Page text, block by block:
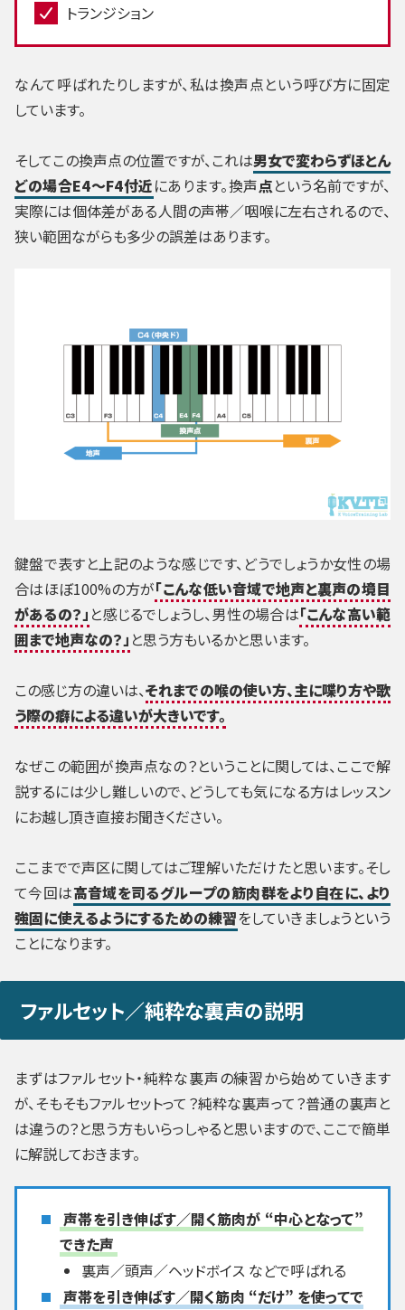
トランジション
なんて呼ばれたりしますが、私は換声点という呼び方に固定
しています。
そしてこの換声点の位置ですが、これは男女で変わらずほとん
どの場合E4～F4付近にあります。換声点という名前ですが、
実際には個体差がある人間の声帯／咽喉に左右されるので、
狭い範囲ながらも多少の誤差はあります。
鍵盤で表すと上記のような感じです、どうでしょうか女性の場
合はほぼ100%の方が「こんな低い音域で地声と裏声の境目
があるの？」 と感じるでしょうし、男性の場合は「こんな高い範
囲まで地声なの？」 と思う方もいるかと思います。
この感じ方の違いは、それまでの喉の使い方、主に喋り方や歌
う際の癖による違いが大きいです。
なぜこの範囲が換声点なの？ということに関しては、ここで解
説するには少し難しいので、どうしても気になる方はレッスン
にお越し頂き直接お聞きください。
ここまでで声区に関してはご理解いただけたと思います。そし
て今回は高音域を司るグループの筋肉群をより自在に、より
強固に使えるようにするための練習をしていきましょうという
ことになります。
ファルセット／純粋な裏声の説明
まずはファルセット・純粋な裏声の練習から始めていきます
が、そもそもファルセットって？純粋な裏声って？普通の裏声と
は違うの？と思う方もいらっしゃると思いますので、ここで簡単
に解説しておきます。
声帯を引き伸ばす／開く筋肉が “中心となって”
できた声
裏声／頭声／ヘッドボイス などで呼ばれる
声帯を引き伸ばす／開く筋肉 “だけ” を使ってで